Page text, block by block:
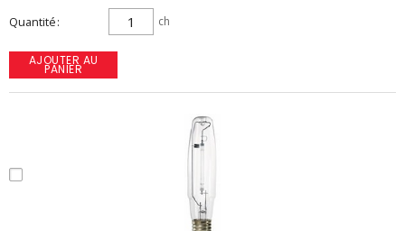
Quantité ch
AJOUTER AU
PANIER